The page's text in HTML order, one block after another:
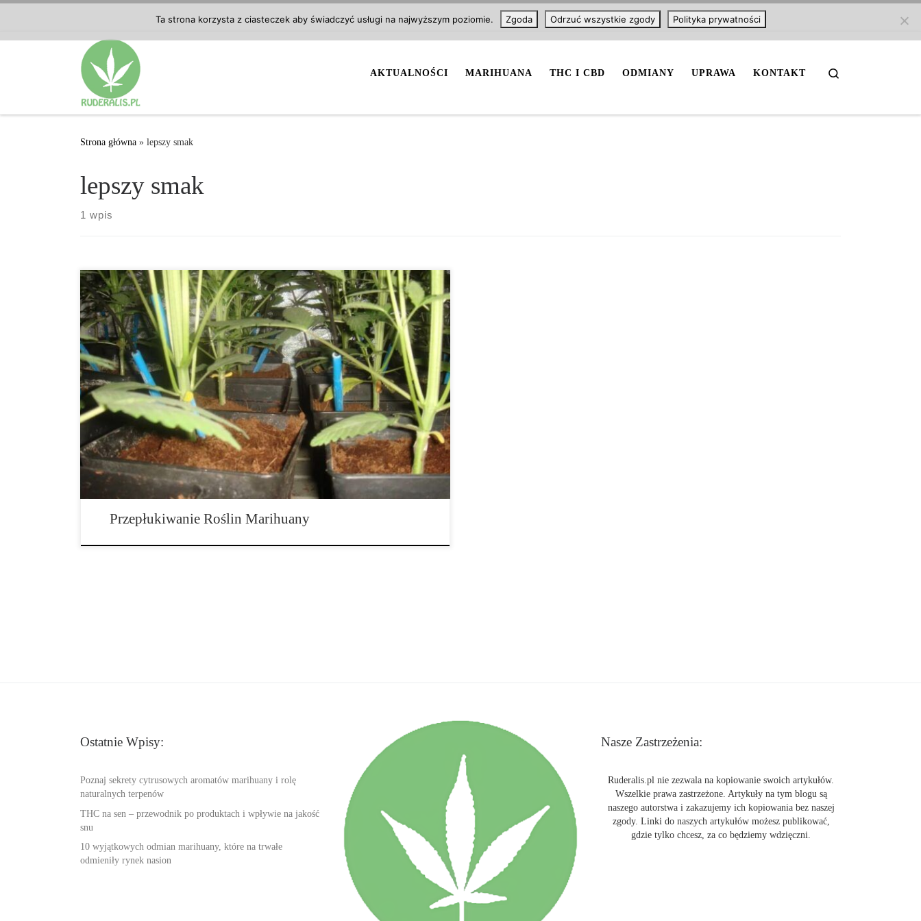
AKTUALNOŚCI MARIHUANA THC I CBD ODMIANY UPRAWA KONTAKT
Strona główna » lepszy smak
lepszy smak
1 wpis
Marihuana jest jedną z niewielu roślin na świecie, obok winorośli, która zawiera dużą
liczbę terpenów. Po zmieszaniu, terpeny te generują nowe smaki i zapachy, które
pieszczą kubki smakowe niczym cukierki. Aby uzyskać ten rodzaj smaku i cieszyć się
pąkami najlepszej jakości, należy upewnić się, że rośliny są wolne od składników […]
Przepłukiwanie Roślin Marihuany
Ostatnie Wpisy:
Poznaj sekrety cytrusowych aromatów marihuany i rolę
naturalnych terpenów
THC na sen – przewodnik po produktach i wpływie na jakość
snu
10 wyjątkowych odmian marihuany, które na trwałe
odmieniły rynek nasion
Nasze Zastrzeżenia:
Ruderalis.pl nie zezwala na kopiowanie swoich artykułów.
Wszelkie prawa zastrzeżone. Artykuły na tym blogu są
naszego autorstwa i zakazujemy ich kopiowania bez naszej
zgody. Linki do naszych artykułów możesz publikować,
gdzie tylko chcesz, za co będziemy wdzięczni.
Ta strona korzysta z ciasteczek aby świadczyć usługi na najwyższym poziomie. Zgoda Odrzuć wszystkie zgody Polityka prywatności